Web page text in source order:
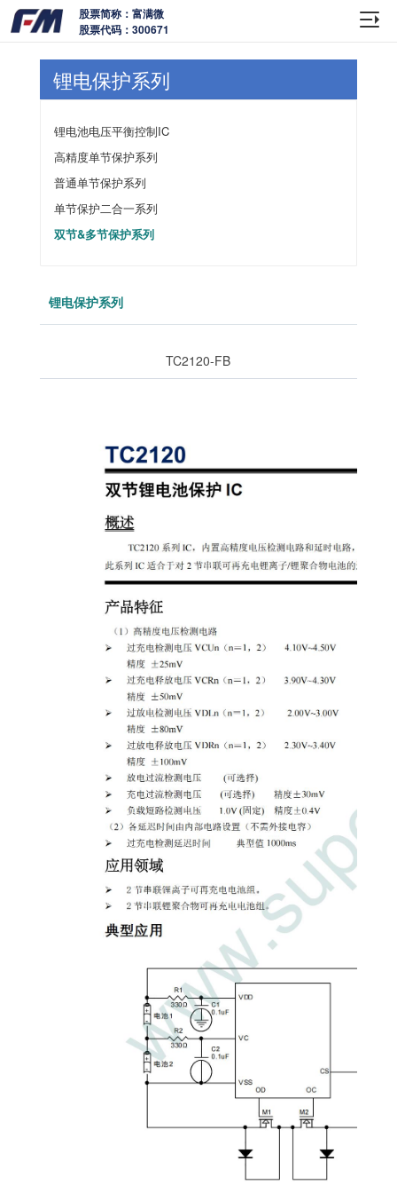
股票简称：富满微
股票代码：300671
锂电保护系列
锂电池电压平衡控制IC
高精度单节保护系列
普通单节保护系列
单节保护二合一系列
双节&多节保护系列
锂电保护系列
TC2120-FB